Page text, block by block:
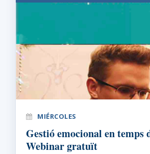
MIÉRCOLES
Gestió emocional en temps
Webinar gratuït